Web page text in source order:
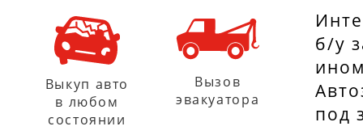
б/у
под
Выкуп авто
в любом
состоянии
Вызов
эвакуатора